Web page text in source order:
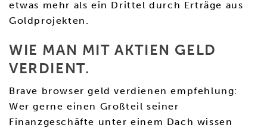
etwas mehr als ein Drittel durch Erträge aus
Goldprojekten.
WIE MAN MIT AKTIEN GELD
VERDIENT.
Brave browser geld verdienen empfehlung:
Wer gerne einen Großteil seiner
Finanzgeschäfte unter einem Dach wissen